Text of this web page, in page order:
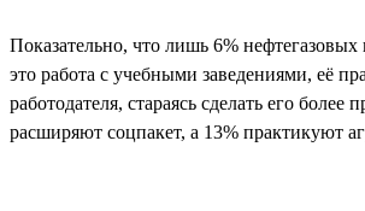
Показательно, что лишь 6%
это работа с учебными заведениями, её
работодателя, стараясь сделать его
расширяют соцпакет, а 13% практикуют